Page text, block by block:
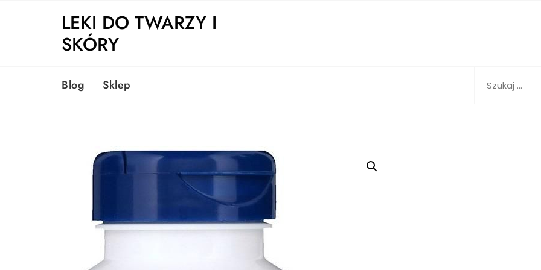
LEKI DO TWARZY I
SKÓRY
Blog Sklep Szukaj: